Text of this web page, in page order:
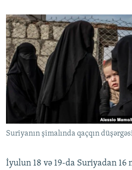
Suriyanın şimalında qaçqın
İyulun 18 və 19-da Suriyadan 16